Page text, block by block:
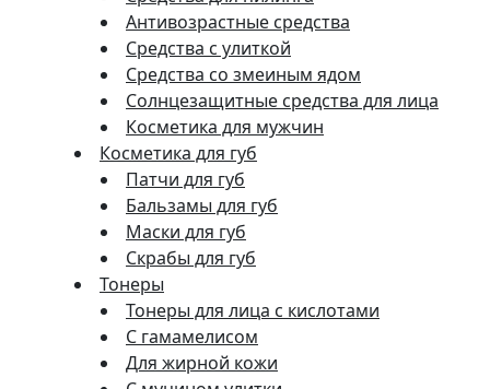
Антивозрастные средства
Средства с улиткой
Средства со змеиным ядом
Солнцезащитные средства для лица
Косметика для мужчин
Косметика для губ
Патчи для губ
Бальзамы для губ
Маски для губ
Скрабы для губ
Тонеры
Тонеры для лица с кислотами
С гамамелисом
Для жирной кожи